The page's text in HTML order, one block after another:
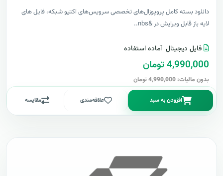
دانلود بسته کامل پروپوزال‌های تخصصی سرویس‌های اکتیو شبکه، فایل های
لایه باز قابل ویرایش در &nbs..
فایل دیجیتال آماده استفاده
4,990,000 تومان
بدون مالیات: 4,990,000 تومان
افزودن به سبد علاقه‌مندی مقایسه